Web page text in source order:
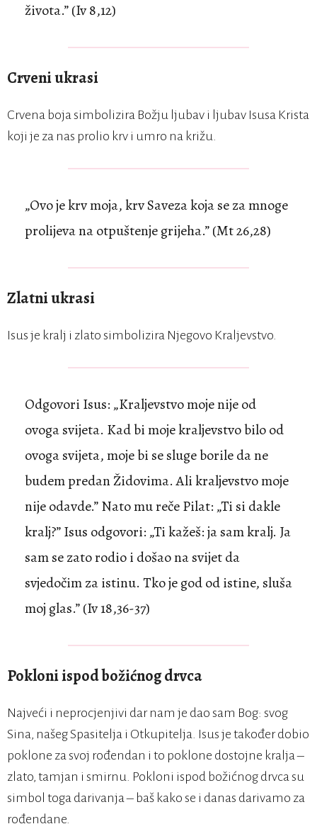
života.” (Iv 8,12)
Crveni ukrasi
Crvena boja simbolizira Božju ljubav i ljubav Isusa Krista
koji je za nas prolio krv i umro na križu.
„Ovo je krv moja, krv Saveza koja se za mnoge
prolijeva na otpuštenje grijeha.” (Mt 26,28)
Zlatni ukrasi
Isus je kralj i zlato simbolizira Njegovo Kraljevstvo.
Odgovori Isus: „Kraljevstvo moje nije od
ovoga svijeta. Kad bi moje kraljevstvo bilo od
ovoga svijeta, moje bi se sluge borile da ne
budem predan Židovima. Ali kraljevstvo moje
nije odavde.” Nato mu reče Pilat: „Ti si dakle
kralj?” Isus odgovori: „Ti kažeš: ja sam kralj. Ja
sam se zato rodio i došao na svijet da
svjedočim za istinu. Tko je god od istine, sluša
moj glas.” (Iv 18,36-37)
Pokloni ispod božićnog drvca
Najveći i neprocjenjivi dar nam je dao sam Bog: svog
Sina, našeg Spasitelja i Otkupitelja. Isus je također dobio
poklone za svoj rođendan i to poklone dostojne kralja –
zlato, tamjan i smirnu. Pokloni ispod božićnog drvca su
simbol toga darivanja – baš kako se i danas darivamo za
rođendane.